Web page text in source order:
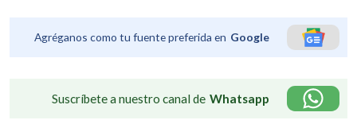
Agréganos como tu fuente preferida en Google
Suscríbete a nuestro canal de Whatsapp